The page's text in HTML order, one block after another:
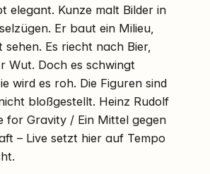
elegant. Kunze malt Bilder in
Er baut ein Milieu,
sehen. Es riecht nach Bier,
Wut. Doch es schwingt
wird es roh. Die Figuren sind
bloßgestellt. Heinz Rudolf
for Gravity / Ein Mittel gegen
– Live setzt hier auf Tempo